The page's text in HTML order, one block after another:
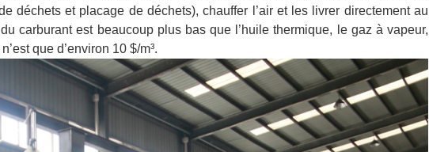
déchets et placage de déchets), chauffer l’air et les livrer directement au
carburant est beaucoup plus bas que l’huile thermique, le gaz à vapeur,
que d’environ 10 $/m³.